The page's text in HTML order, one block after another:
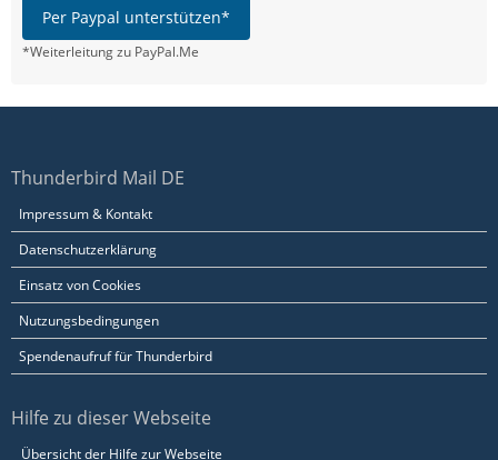
Per Paypal unterstützen*
*Weiterleitung zu PayPal.Me
Thunderbird Mail DE
Impressum & Kontakt
Datenschutzerklärung
Einsatz von Cookies
Nutzungsbedingungen
Spendenaufruf für Thunderbird
Hilfe zu dieser Webseite
Übersicht der Hilfe zur Webseite